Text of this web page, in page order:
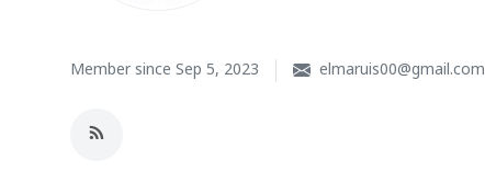
Alam BaliMember since Sep 5, 2023 elmaruis00@gmail.com